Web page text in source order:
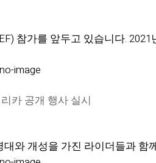
참가를 앞두고 있습니다.
카 공개 행사 실시
와 개성을 가진 라이더들과 함